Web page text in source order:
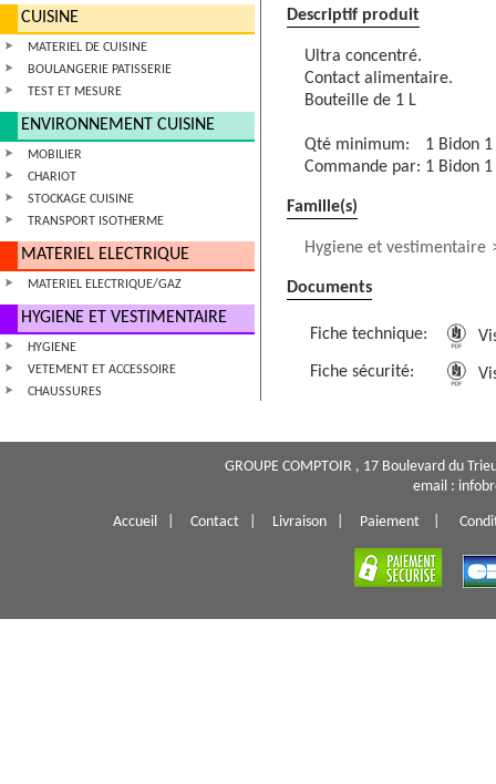
CUISINE
MATERIEL DE CUISINE
BOULANGERIE PATISSERIE
TEST ET MESURE
ENVIRONNEMENT CUISINE
MOBILIER
CHARIOT
STOCKAGE CUISINE
TRANSPORT ISOTHERME
MATERIEL ELECTRIQUE
MATERIEL ELECTRIQUE/GAZ
HYGIENE ET VESTIMENTAIRE
HYGIENE
VETEMENT ET ACCESSOIRE
CHAUSSURES
Descriptif produit
Ultra concentré.
Contact alimentaire.
Bouteille de 1 L
Qté minimum:
1 Bidon 1
Commande par: 1 Bidon 1
Famille(s)
Hygiene et vestimentaire
Documents
Fiche technique:
Fiche sécurité:
GROUPE COMPTOIR , 17 Boulevard du
email :
Accueil Contact Livraison Paiement